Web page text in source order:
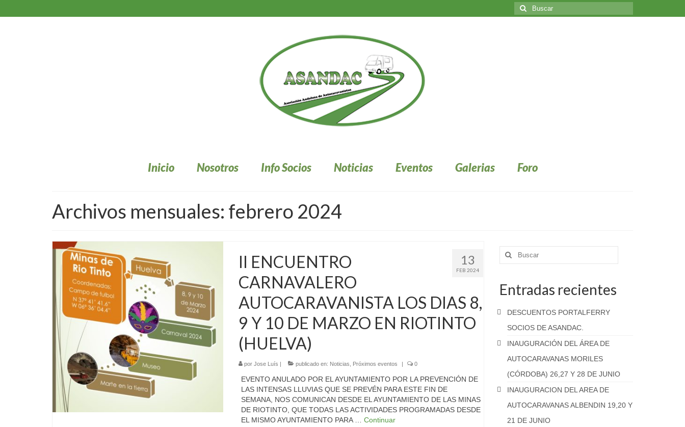
Buscar
por:
Inicio Nosotros Info Socios Noticias Eventos Galerias Foro
Archivos mensuales: febrero 2024
13
FEB 2024
II ENCUENTRO
CARNAVALERO
AUTOCARAVANISTA LOS DIAS 8,
9 Y 10 DE MARZO EN RIOTINTO
(HUELVA)
por Jose Luís | publicado en: Noticias Próximos eventos | 0
EVENTO ANULADO POR EL AYUNTAMIENTO POR LA PREVENCIÓN DE
LAS INTENSAS LLUVIAS QUE SE PREVÉN PARA ESTE FIN DE
SEMANA, NOS COMUNICAN DESDE EL AYUNTAMIENTO DE LAS MINAS
DE RIOTINTO, QUE TODAS LAS ACTIVIDADES PROGRAMADAS DESDE
EL MISMO AYUNTAMIENTO PARA … Continuar
Buscar
por:
Entradas recientes
DESCUENTOS PORTALFERRY
SOCIOS DE ASANDAC.
INAUGURACIÓN DEL ÁREA DE
AUTOCARAVANAS MORILES
(CÓRDOBA) 26,27 Y 28 DE JUNIO
INAUGURACION DEL AREA DE
AUTOCARAVANAS ALBENDIN 19,20 Y
21 DE JUNIO